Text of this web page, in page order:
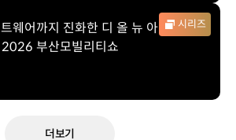
시리즈
웨어까지 진화한 디 올 뉴 아반떼
부산모빌리티쇼
더보기